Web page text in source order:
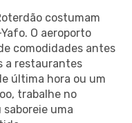
costumam
O aeroporto
comodidades antes
a restaurantes
última hora ou um
trabalhe no
uma